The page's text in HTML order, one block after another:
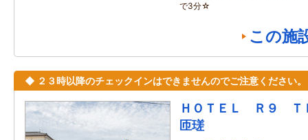
で3分☆
この施
◆ ２３時以降のチェックインはできませんのでご注意ください。
ＨＯＴＥＬ Ｒ９
匝瑳